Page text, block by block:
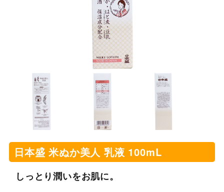
日本盛 米ぬか美人 乳液 100mL
しっとり潤いをお肌に。